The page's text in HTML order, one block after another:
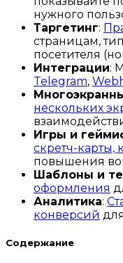
нужного
Таргетинг:
страницам,
посетителя
Интеграции:
Telegram,
нескольких
Игры и
скретч-карты,
повышения
Шаблоны и
оформления
Аналитика:
конверсий
Содержание